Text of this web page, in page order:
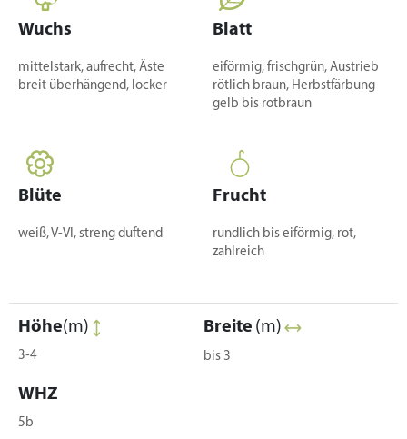
Wuchs
mittelstark, aufrecht, Äste
breit überhängend, locker
Blatt
eiförmig, frischgrün, Austrieb
rötlich braun, Herbstfärbung
gelb bis rotbraun
Blüte
weiß, V-VI, streng duftend
Frucht
rundlich bis eiförmig, rot,
zahlreich
Höhe(m)
3-4
Breite (m)
bis 3
WHZ
5b